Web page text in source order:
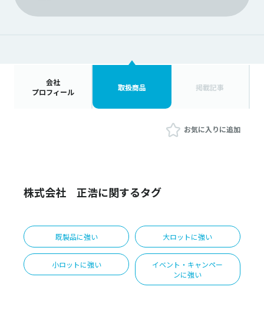
会社
プロフィール
取扱商品 掲載記事
お気に入りに追加
株式会社 正浩に関するタグ
既製品に強い 大ロットに強い
小ロットに強い
イベント・キャンペー
ンに強い